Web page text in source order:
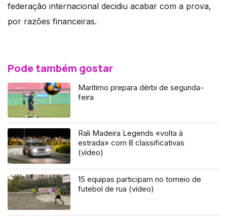
federação internacional decidiu acabar com a prova,
por razões financeiras.
Pode também gostar
Marítimo prepara dérbi de segunda-
feira
Rali Madeira Legends «volta à
estrada» com 8 classificativas
(vídeo)
15 equipas participam no torneio de
futebol de rua (vídeo)